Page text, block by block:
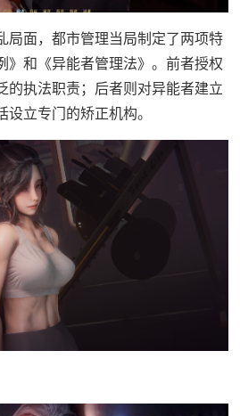
局面，都市管理当局制定了两项特
》和《异能者管理法》。前者授权
的执法职责；后者则对异能者建立
立专门的矫正机构。